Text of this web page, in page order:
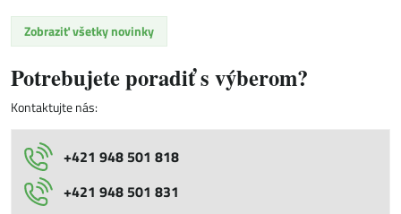
Zobraziť všetky novinky
Potrebujete poradiť s výberom?
Kontaktujte nás:
+421 948 501 818
+421 948 501 831